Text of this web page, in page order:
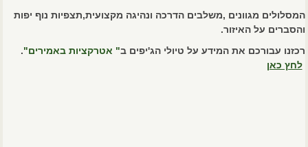
המסלולים מגוונים ,משלבים הדרכה ונהיגה מקצועית,תצפיות נוף יפות
והסברים על האיזור.
רכזנו עבורכם את המידע על טיולי הג'יפים ב" אטרקציות באמירים".
לחץ כאן